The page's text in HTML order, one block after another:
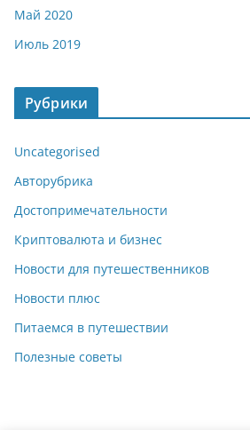
Май 2020
Июль 2019
Рубрики
Uncategorised
Авторубрика
Достопримечательности
Криптовалюта и бизнес
Новости для путешественников
Новости плюс
Питаемся в путешествии
Полезные советы